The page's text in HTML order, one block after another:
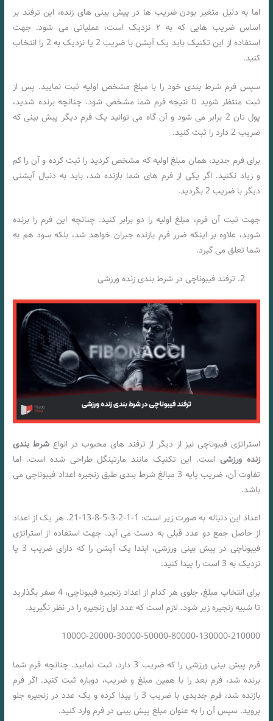
اما به دلیل متغیر بودن ضریب ها در پیش بینی های زنده، این ترفند بر
اساس ضریب هایی که به ۲ نزدیک است، عملیاتی می شود. جهت
استفاده از این تکنیک باید یک آپشن با ضریب 2 یا نزدیک به 2 را انتخاب
کنید.
سپس فرم شرط بندی خود را با مبلغ مشخص اولیه ثبت نمایید. پس از
ثبت منتظر شوید تا نتیجه فرم شما مشخص شود. چنانچه برنده شدید،
پول تان 2 برابر می شود و آن گاه می توانید یک فرم دیگر پیش بینی که
ضریب 2 دارد را ثبت کنید.
برای فرم جدید، همان مبلغ اولیه که مشخص کردید را ثبت کرده و آن را کم
و زیاد نکنید. اگر یکی از فرم های شما بازنده شد، باید به دنبال آپشنی
دیگر با ضریب 2 بگردید.
جهت ثبت آن فرم، مبلغ اولیه را دو برابر کنید. چنانچه این فرم را برنده
شوید، علاوه بر اینکه ضرر فرم بازنده جبران خواهد شد، بلکه سود هم به
شما تعلق می گیرد.
ترفند فیبوناچی در شرط بندی زنده ورزشی
استراتژی فیبوناچی نیز از دیگر از ترفند های محبوب در انواعشرط بندی
زنده ورزشیاست. این تکنیک مانند مارتینگل طراحی شده است. اما
تفاوت آن، ضریب پایه 3 مبالغ شرط بندی طبق زنجیره اعداد فیبوناچی می
باشد.
اعداد این دنباله به صورت زیر است: 1-1-2-3-5-8-13-21. هر یک از اعداد
از حاصل جمع دو عدد قبلی به دست می آید. جهت استفاده از استراتژی
فیبوناچی در پیش بینی ورزشی، ابتدا یک آپشن را که دارای ضریب 3 یا
نزدیک به 3 است را پیدا کنید.
برای انتخاب مبلغ، جلوی هر کدام از اعداد زنجیره فیبوناچی، 4 صفر بگذارید
تا شبیه زنجیره زیر شود. لازم است که عدد اول زنجیره را در نظر نگیرید.
10000-20000-30000-50000-80000-130000-210000
فرم پیش بینی ورزشی را که ضریب 3 دارد، ثبت نمایید. چنانچه فرم شما
برنده شد، فرم بعد را با همین مبلغ و ضریب، دوباره ثبت کنید. اگر فرم
بازنده شد، فرم جدیدی با ضریب 3 را پیدا کرده و یک عدد در زنجیره جلو
بروید. سپس آن را به عنوان مبلغ پیش بینی در فرم وارد کنید.